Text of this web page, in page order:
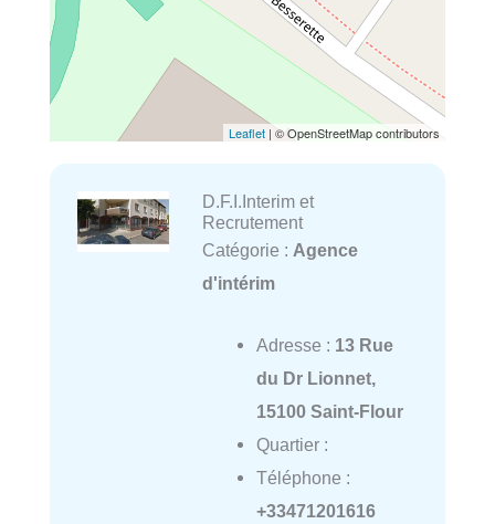
Leaflet | © OpenStreetMap contributors
D.F.I.Interim et
Recrutement
Catégorie : Agence
d'intérim
Adresse : 13 Rue
du Dr Lionnet,
15100 Saint-Flour
Quartier :
Téléphone :
+33471201616